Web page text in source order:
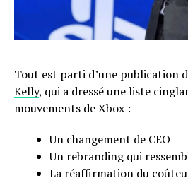
Tout est parti d’une publication
Kelly, qui a dressé une liste
mouvements de Xbox :
Un changement de CEO
Un rebranding qui
La réaffirmation du